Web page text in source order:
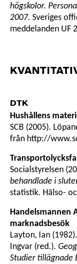
högskolor.
2007. Sveriges
meddelanden UF
DTK
Hushållens
SCB (2005).
från http://
Socialstyrelsen
behandlade i
statistik. Hälso-
Handelsmannen
marknadsbesök
Layton, Ian
Ingvar (red.).
Studier tillägnade